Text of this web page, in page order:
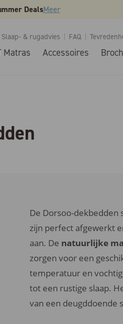
DealsMeer
Slaap- & rugadvies FAQ
Matras Accessoires
De Dorsoo-dekbedden
zijn perfect afgewerkt
aan. De natuurlijke
zorgen voor een
temperatuur en
tot een rustige slaap.
van een deugddoende